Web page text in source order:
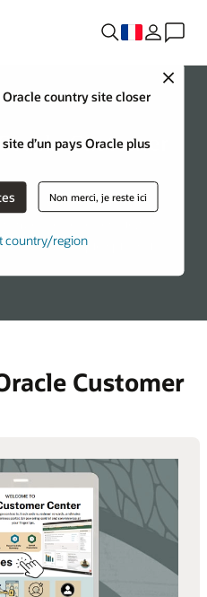
Close
country site closer
d’un pays Oracle plus
Non merci, je reste ici
country/region
Customer
vos contrats, suivez vos
et effectuez vos
portail unique qui vous
Customer